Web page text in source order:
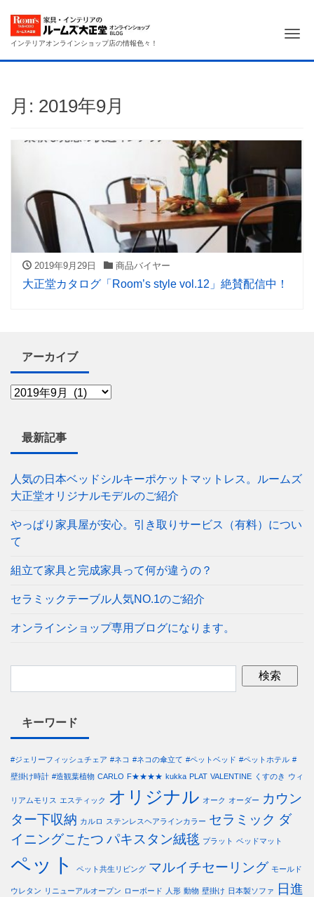
インテリアオンラインショップ店の情報色々！
月: 2019年9月
2019年9月29日 商品バイヤー
大正堂カタログ「Room’s style vol.12」絶賛配信中！
アーカイブ
最新記事
人気の日本ベッドシルキーポケットマットレス。ルームズ
大正堂オリジナルモデルのご紹介
やっぱり家具屋が安心。引き取りサービス（有料）につい
て
組立て家具と完成家具って何が違うの？
セラミックテーブル人気NO.1のご紹介
オンラインショップ専用ブログになります。
キーワード
#ジェリーフィッシュチェア #ネコ #ネコの傘立て #ペットベッド #ペットホテル #
壁掛け時計 #造観葉植物 CARLO F★★★★ kukka PLAT VALENTINE くすのき ウィ
リアムモリス エスティック オリジナル オーク オーダー カウン
ター下収納 カルロ ステンレスヘアラインカラー セラミック ダ
イニングこたつ パキスタン絨毯 プラット ベッドマット
ペット ペット共生リビング マルイチセーリング モールド
ウレタン リニューアルオープン ローボード 人形 動物 壁掛け 日本製ソファ
日進